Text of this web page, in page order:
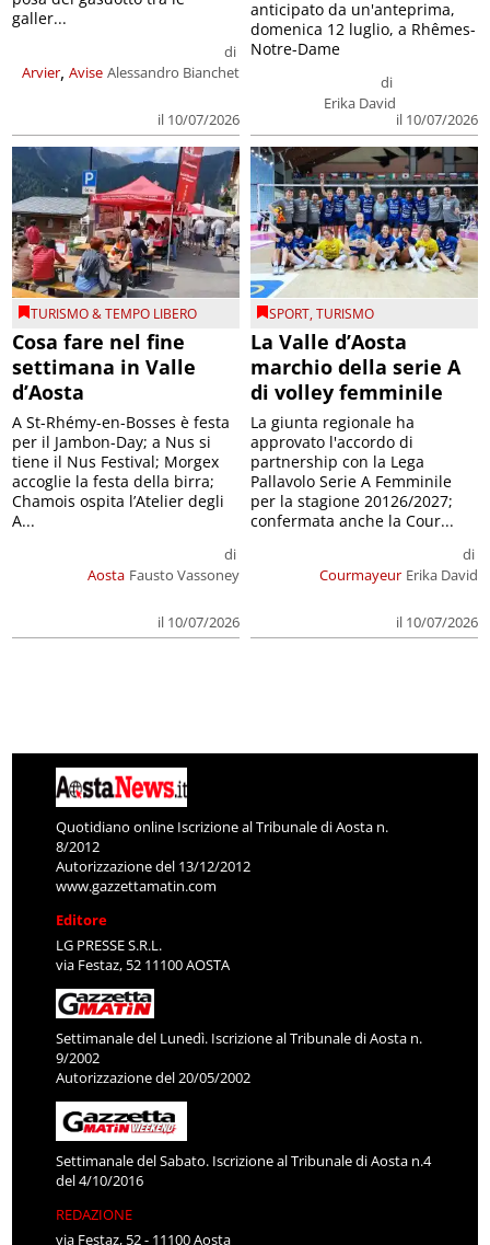
Arvier, Avise
di
Alessandro Bianchet
il 10/07/2026
galler...
di
Erika David
il 10/07/2026
anticipato da un'anteprima,
domenica 12 luglio, a Rhêmes-
Notre-Dame
TURISMO & TEMPO LIBERO
Cosa fare nel fine
settimana in Valle
d’Aosta
Aosta
di
Fausto Vassoney
il 10/07/2026
A St-Rhémy-en-Bosses è festa
per il Jambon-Day; a Nus si
tiene il Nus Festival; Morgex
accoglie la festa della birra;
Chamois ospita l’Atelier degli
A...
SPORT,TURISMO
La Valle d’Aosta
marchio della serie A
di volley femminile
Courmayeur
di
Erika David
il 10/07/2026
La giunta regionale ha
approvato l'accordo di
partnership con la Lega
Pallavolo Serie A Femminile
per la stagione 20126/2027;
confermata anche la Cour...
Quotidiano online Iscrizione al Tribunale di Aosta n.
8/2012
Autorizzazione del 13/12/2012
www.gazzettamatin.com
Editore
LG PRESSE S.R.L.
via Festaz, 52 11100 AOSTA
Settimanale del Lunedì. Iscrizione al Tribunale di Aosta n.
9/2002
Autorizzazione del 20/05/2002
Settimanale del Sabato. Iscrizione al Tribunale di Aosta n.4
del 4/10/2016
REDAZIONE
via Festaz, 52 - 11100 Aosta